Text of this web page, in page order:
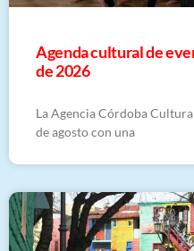
​Agenda cultural de
de 2026
La Agencia Córdoba
de agosto con una